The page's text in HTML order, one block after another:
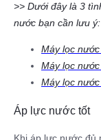
>> Dưới đây là 3
nước bạn cần lưu ý:
Máy lọc
Máy lọc
Máy lọc
Áp lực nước tốt